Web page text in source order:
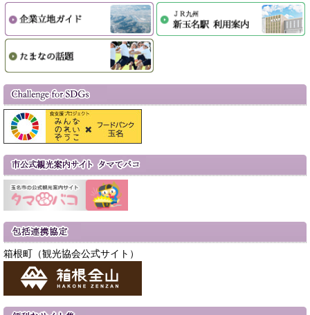
箱根町（観光協会公式サイト）